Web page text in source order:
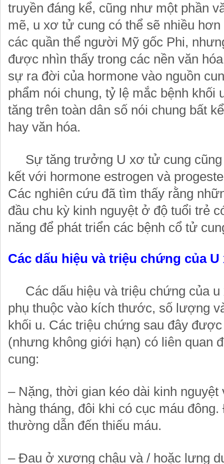
truyền đáng kể, cũng như một phần
mẽ, u xơ tử cung có thể sẽ nhiều
các quần thể người Mỹ gốc Phi,
được nhìn thấy trong các nền văn
sự ra đời của hormone vào nguồn
phẩm nói chung, tỷ lệ mắc bệnh khối
tăng trên toàn dân số nói chung bất
hay văn hóa.
Sự tăng trưởng U xơ tử cung cũng
kết với hormone estrogen và
Các nghiên cứu đã tìm thấy rằng
đầu chu kỳ kinh nguyệt ở độ tuổi trẻ
năng để phát triển các bệnh cổ tử
Các dấu hiệu và triệu chứng của
Các dấu hiệu và triệu chứng của u
phụ thuộc vào kích thước, số lượng
khối u. Các triệu chứng sau đây
(nhưng không giới hạn) có liên quan
cung:
– Nặng, thời gian kéo dài kinh nguyệt
hàng tháng, đôi khi có cục máu
thường dẫn đến thiếu máu.
– Đau ở xương chậu và / hoặc lưng